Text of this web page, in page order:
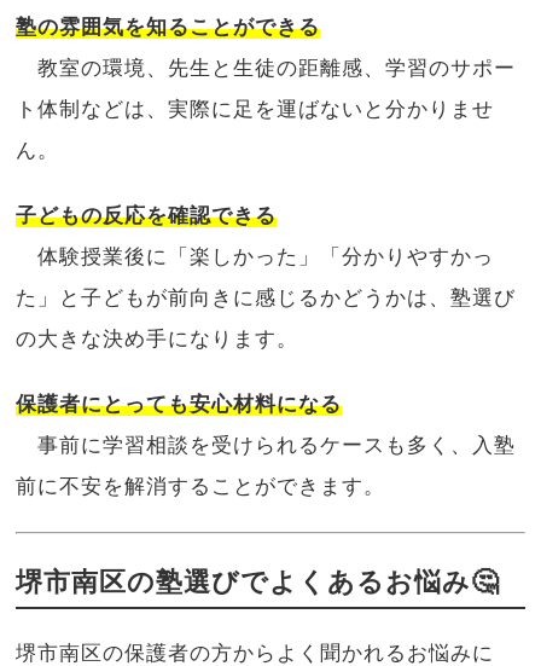
塾の雰囲気を知ることができる
教室の環境、先生と生徒の距離感、学習のサポー
ト体制などは、実際に足を運ばないと分かりませ
ん。
子どもの反応を確認できる
体験授業後に「楽しかった」「分かりやすかっ
た」と子どもが前向きに感じるかどうかは、塾選び
の大きな決め手になります。
保護者にとっても安心材料になる
事前に学習相談を受けられるケースも多く、入塾
前に不安を解消することができます。
堺市南区の塾選びでよくあるお悩み🤔
堺市南区の保護者の方からよく聞かれるお悩みに